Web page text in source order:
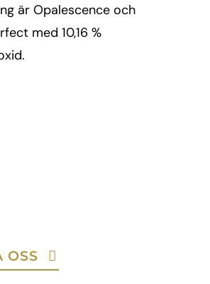
är Opalescence och
med 10,16 %
OSS